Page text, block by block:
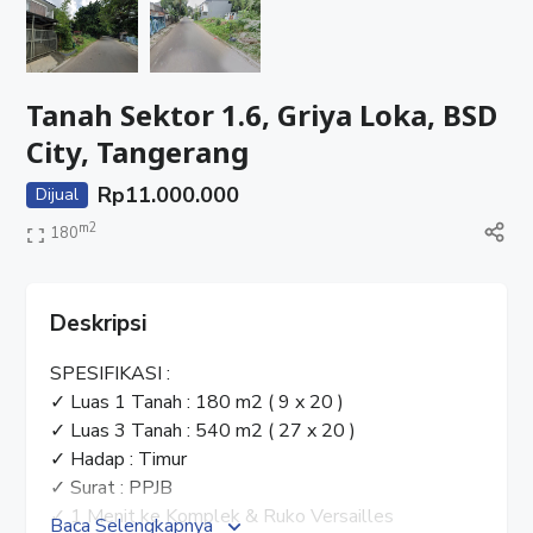
Tanah Sektor 1.6, Griya Loka, BSD
City, Tangerang
Dijual Rp11.000.000
180m2
Deskripsi
SPESIFIKASI :
✓ Luas 1 Tanah : 180 m2 ( 9 x 20 )
✓ Luas 3 Tanah : 540 m2 ( 27 x 20 )
✓ Hadap : Timur
✓ Surat : PPJB
✓ 1 Menit ke Komplek & Ruko Versailles
Baca Selengkapnya